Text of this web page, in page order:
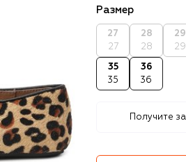
Размер
27
27
28
28
29
29
35
35
36
36
Получите